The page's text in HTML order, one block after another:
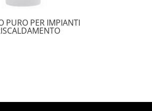
PURO PER IMPIANTI